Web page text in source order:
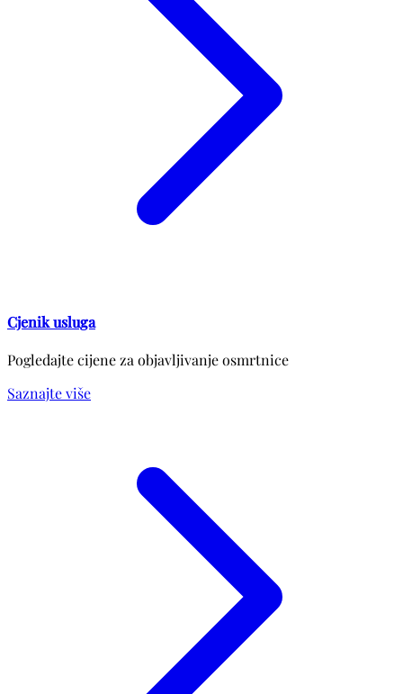
Cjenik usluga
Pogledajte cijene za objavljivanje osmrtnice
Saznajte više